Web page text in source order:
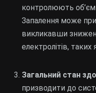
контролюють об’єм
Запалення може
викликавши
електролітів, таких
Загальний стан
призводити до